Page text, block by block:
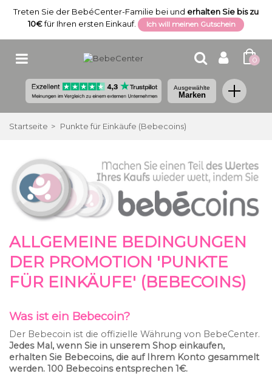
Treten Sie der BebéCenter-Familie bei und erhalten Sie bis zu
10€für Ihren ersten Einkauf. Ich will meinen Gutschein
0
Ausgewählte
Marken
Startseite > Punkte für Einkäufe (Bebecoins)
ALLGEMEINE BEDINGUNGEN
DER PROMOTION 'PUNKTE
FÜR EINKÄUFE' (BEBECOINS)
Was ist ein Bebecoin?
Der Bebecoin ist die offizielle Währung von BebeCenter.
Jedes Mal, wenn Sie in unserem Shop einkaufen,
erhalten Sie Bebecoins, die auf Ihrem Konto gesammelt
werden. 100 Bebecoins entsprechen 1€.